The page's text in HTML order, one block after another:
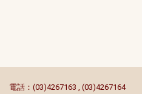
電話：(03)4267163 , (03)4267164